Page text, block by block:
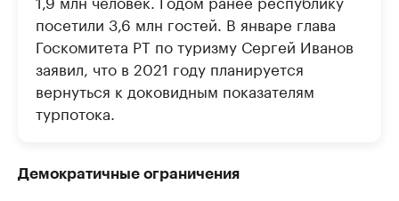
посетили 3,6 млн гостей. В январе глава
Госкомитета РТ по туризму Сергей Иванов
заявил, что в 2021 году планируется
вернуться к доковидным показателям
турпотока.
Демократичные ограничения